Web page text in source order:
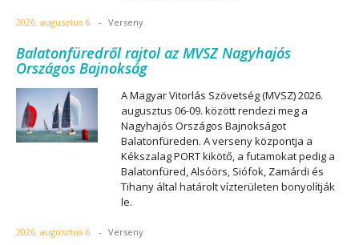
2026. augusztus 6. - Verseny
Balatonfüredről rajtol az MVSZ Nagyhajós
Országos Bajnokság
A Magyar Vitorlás Szövetség (MVSZ) 2026.
augusztus 06-09. között rendezi meg a
Nagyhajós Országos Bajnokságot
Balatonfüreden. A verseny központja a
Kékszalag PORT kikötő, a futamokat pedig a
Balatonfüred, Alsóörs, Siófok, Zamárdi és
Tihany által határolt vízterületen bonyolítják
le.
2026. augusztus 6. - Verseny